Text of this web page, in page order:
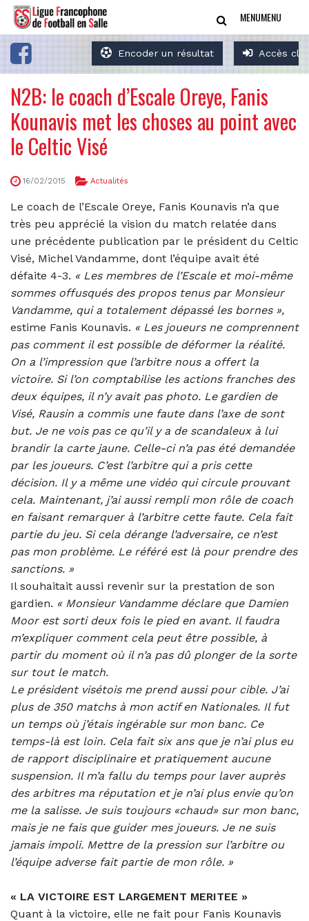
Encoder un résultat Accès
MENUMENU
N2B: le coach d’Escale Oreye, Fanis
Kounavis met les choses au point avec
le Celtic Visé
16/02/2015 Actualités
Le coach de l’Escale Oreye, Fanis Kounavis n’a que
très peu apprécié la vision du match relatée dans
une précédente publication par le président du Celtic
Visé, Michel Vandamme, dont l’équipe avait été
défaite 4-3. « Les membres de l’Escale et moi-même
sommes offusqués des propos tenus par Monsieur
Vandamme, qui a totalement dépassé les bornes »,
estime Fanis Kounavis. « Les joueurs ne comprennent
pas comment il est possible de déformer la réalité.
On a l’impression que l’arbitre nous a offert la
victoire. Si l’on comptabilise les actions franches des
deux équipes, il n’y avait pas photo. Le gardien de
Visé, Rausin a commis une faute dans l’axe de sont
but. Je ne vois pas ce qu’il y a de scandaleux à lui
brandir la carte jaune. Celle-ci n’a pas été demandée
par les joueurs. C’est l’arbitre qui a pris cette
décision. Il y a même une vidéo qui circule prouvant
cela. Maintenant, j’ai aussi rempli mon rôle de coach
en faisant remarquer à l’arbitre cette faute. Cela fait
partie du jeu. Si cela dérange l’adversaire, ce n’est
pas mon problème. Le référé est là pour prendre des
sanctions. »
Il souhaitait aussi revenir sur la prestation de son
gardien. « Monsieur Vandamme déclare que Damien
Moor est sorti deux fois le pied en avant. Il faudra
m’expliquer comment cela peut être possible, à
partir du moment où il n’a pas dû plonger de la sorte
sur tout le match.
Le président visétois me prend aussi pour cible. J’ai
plus de 350 matchs à mon actif en Nationales. Il fut
un temps où j’étais ingérable sur mon banc. Ce
temps-là est loin. Cela fait six ans que je n’ai plus eu
de rapport disciplinaire et pratiquement aucune
suspension. Il m’a fallu du temps pour laver auprès
des arbitres ma réputation et je n’ai plus envie qu’on
me la salisse. Je suis toujours «chaud» sur mon banc,
mais je ne fais que guider mes joueurs. Je ne suis
jamais impoli. Mettre de la pression sur l’arbitre ou
l’équipe adverse fait partie de mon rôle. »
« LA VICTOIRE EST LARGEMENT MERITEE »
Quant à la victoire, elle ne fait pour Fanis Kounavis